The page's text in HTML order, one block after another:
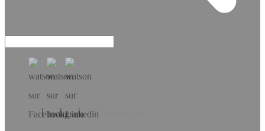
Téléchargez l’app!